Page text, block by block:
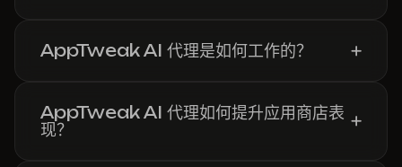
AppTweak AI 代理是如何工作的？
AppTweak AI 代理如何提升应用商店表
现？